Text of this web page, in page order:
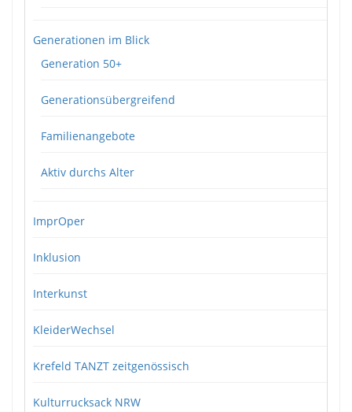
Generationen im Blick
Generation 50+
Generationsübergreifend
Familienangebote
Aktiv durchs Alter
ImprOper
Inklusion
Interkunst
KleiderWechsel
Krefeld TANZT zeitgenössisch
Kulturrucksack NRW